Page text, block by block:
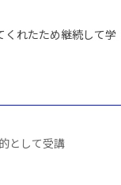
れたため継続して学
として受講